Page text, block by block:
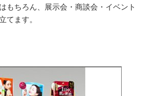
もちろん、展示会・商談会・イベント
てます。